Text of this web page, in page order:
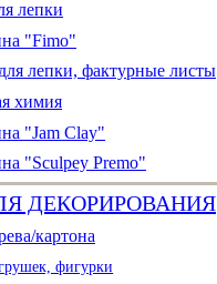
лепки
"Fimo"
лепки, фактурные листы
химия
"Jam Clay"
"Sculpey Premo"
ДЕКОРИРОВАНИЯ
картона
фигурки